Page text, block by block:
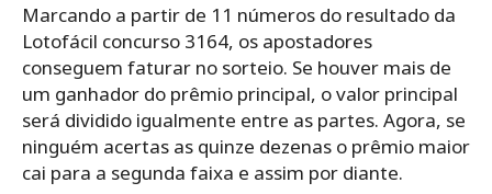
Marcando a partir de 11 números do resultado da
Lotofácil concurso 3164, os apostadores
conseguem faturar no sorteio. Se houver mais de
um ganhador do prêmio principal, o valor principal
será dividido igualmente entre as partes. Agora, se
ninguém acertas as quinze dezenas o prêmio maior
cai para a segunda faixa e assim por diante.